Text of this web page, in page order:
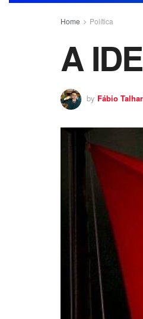
Home Política
A
by Fábio